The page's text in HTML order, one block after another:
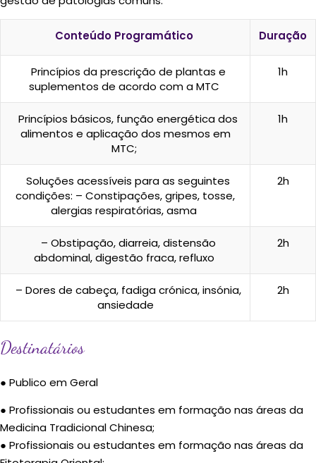
integração de hábitos e estilos de vida no tratamento e
Princípios da prescrição de plantas e
suplementos de acordo com a MTC
Princípios básicos, função energética dos
MTC;
Soluções acessíveis para as seguintes
condições: – Constipações, gripes, tosse,
alergias respiratórias, asma
– Obstipação, diarreia, distensão
abdominal, digestão fraca, refluxo
Destinatários
● Publico em Geral
● Profissionais ou estudantes em formação nas áreas da
Medicina Tradicional Chinesa;